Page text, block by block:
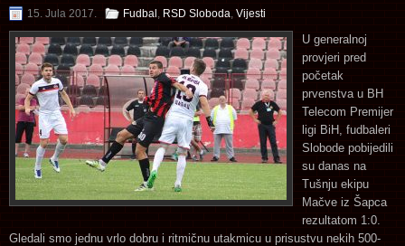
15. Jula 2017. Fudbal RSD Sloboda Vijesti
U generalnoj
provjeri pred
početak
prvenstva u BH
Telecom Premijer
ligi BiH, fudbaleri
Slobode pobijedili
su danas na
Tušnju ekipu
Mačve iz Šapca
rezultatom 1:0.
Gledali smo jednu vrlo dobru i ritmičnu utakmicu u prisustvu nekih 500-